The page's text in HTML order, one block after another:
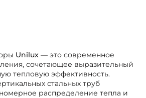
Unilux — это современное
сочетающее выразительный
тепловую эффективность.
стальных труб
распределение тепла и